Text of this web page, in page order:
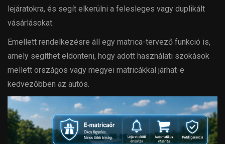
lejáratokra, és segít elkerülni a felesleges vagy duplikált
vásárlásokat.
Emellett rendelkezésre áll egy matrica-tervező funkció is,
amely segíthet eldönteni, hogy adott használati szokások
mellett országos vagy megyei matricákkal járhat-e
kedvezőbben az autós.